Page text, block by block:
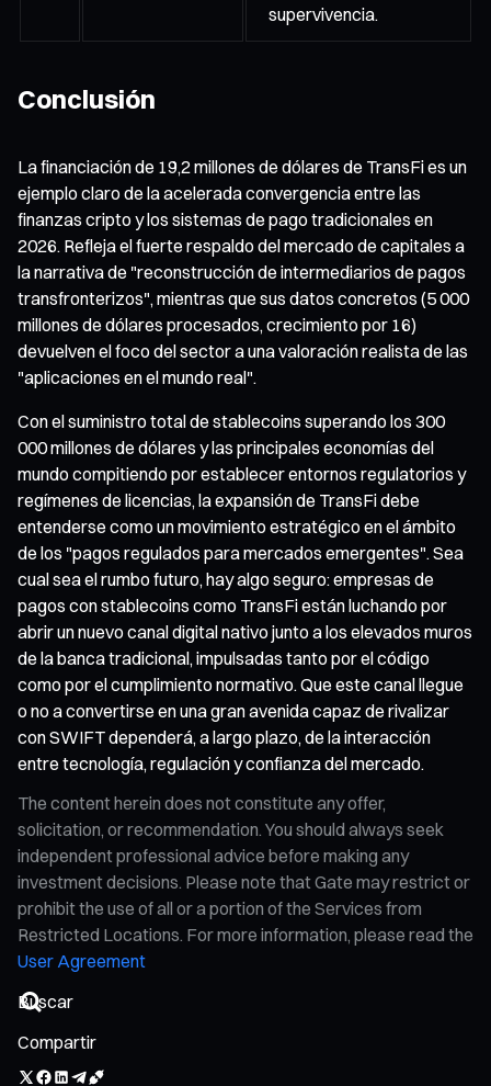
supervivencia.
Conclusión
La financiación de 19,2 millones de dólares de TransFi es un
ejemplo claro de la acelerada convergencia entre las
finanzas cripto y los sistemas de pago tradicionales en
2026. Refleja el fuerte respaldo del mercado de capitales a
la narrativa de "reconstrucción de intermediarios de pagos
transfronterizos", mientras que sus datos concretos (5 000
millones de dólares procesados, crecimiento por 16)
devuelven el foco del sector a una valoración realista de las
"aplicaciones en el mundo real".
Con el suministro total de stablecoins superando los 300
000 millones de dólares y las principales economías del
mundo compitiendo por establecer entornos regulatorios y
regímenes de licencias, la expansión de TransFi debe
entenderse como un movimiento estratégico en el ámbito
de los "pagos regulados para mercados emergentes". Sea
cual sea el rumbo futuro, hay algo seguro: empresas de
pagos con stablecoins como TransFi están luchando por
abrir un nuevo canal digital nativo junto a los elevados muros
de la banca tradicional, impulsadas tanto por el código
como por el cumplimiento normativo. Que este canal llegue
o no a convertirse en una gran avenida capaz de rivalizar
con SWIFT dependerá, a largo plazo, de la interacción
entre tecnología, regulación y confianza del mercado.
The content herein does not constitute any offer,
solicitation, or recommendation. You should always seek
independent professional advice before making any
investment decisions. Please note that Gate may restrict or
prohibit the use of all or a portion of the Services from
Restricted Locations. For more information, please read the
User Agreement
Compartir